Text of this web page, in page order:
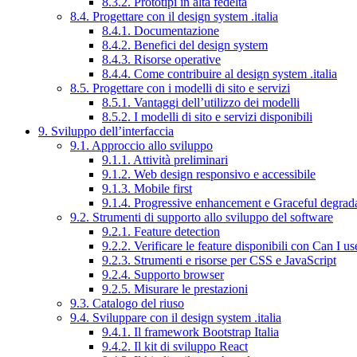
8.4. Progettare con il design system .italia
8.4.1. Documentazione
8.4.2. Benefici del design system
8.4.3. Risorse operative
8.4.4. Come contribuire al design system .italia
8.5. Progettare con i modelli di sito e servizi
8.5.1. Vantaggi dell’utilizzo dei modelli
8.5.2. I modelli di sito e servizi disponibili
9. Sviluppo dell’interfaccia
9.1. Approccio allo sviluppo
9.1.1. Attività preliminari
9.1.2. Web design responsivo e accessibile
9.1.3. Mobile first
9.1.4. Progressive enhancement e Graceful
9.2. Strumenti di supporto allo sviluppo del software
9.2.1. Feature detection
9.2.2. Verificare le feature disponibili con Can I
9.2.3. Strumenti e risorse per CSS e JavaScript
9.2.4. Supporto browser
9.2.5. Misurare le prestazioni
9.3. Catalogo del riuso
9.4. Sviluppare con il design system .italia
9.4.1. Il framework Bootstrap Italia
9.4.2. Il kit di sviluppo React